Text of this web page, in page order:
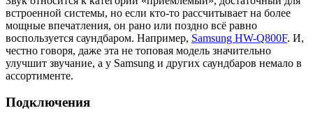
встроенной системы, но если кто-то рассчитывает на более
мощные впечатления, он рано или поздно всё равно
воспользуется саундбаром. Например, Samsung HW-Q800F. И,
честно говоря, даже эта не топовая модель значительно
улучшит звучание, а у Samsung и других саундбаров немало в
ассортименте.
Подключения